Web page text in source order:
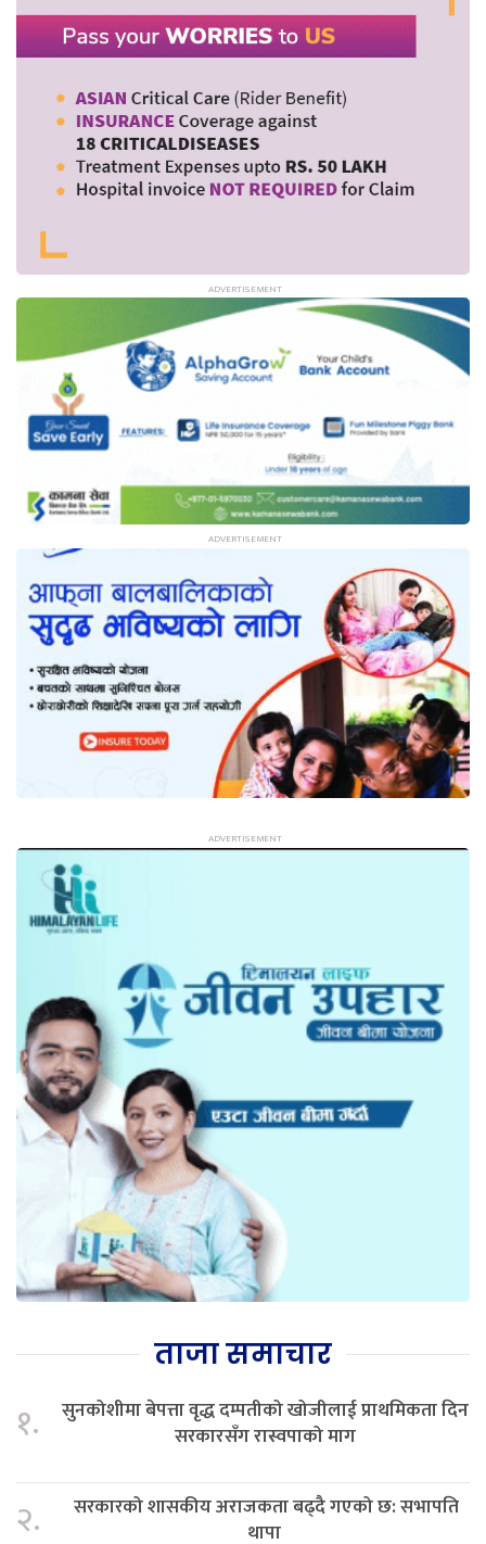
ताजा समाचार
१.
सुनकोशीमा बेपत्ता वृद्ध दम्पतीको खोजीलाई प्राथमिकता दिन
सरकारसँग रास्वपाको माग
२.
सरकारको शासकीय अराजकता बढ्दै गएको छ: सभापति
थापा